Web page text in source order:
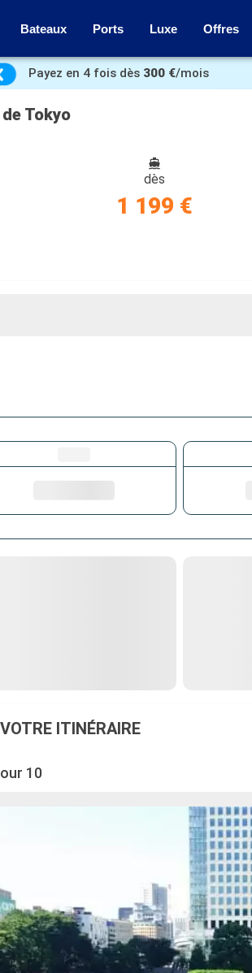
Bateaux Ports Luxe Offres
Payez en 4 fois dès 300 €/mois
Tokyo
dès
1 199 €
VOTRE ITINÉRAIRE
10